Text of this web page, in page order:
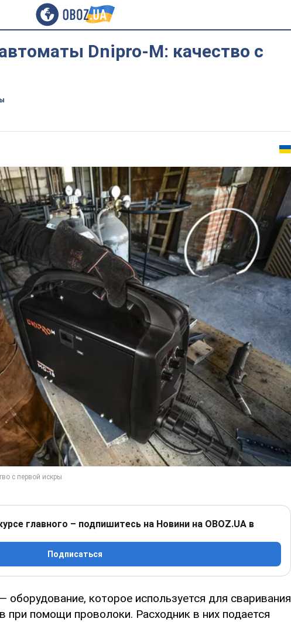
Dnipro-M: качество с
главного – подпишитесь на Новини на OBOZ.UA в
Подписаться
которое используется для сваривания
при помощи проволоки. Расходник в них подается